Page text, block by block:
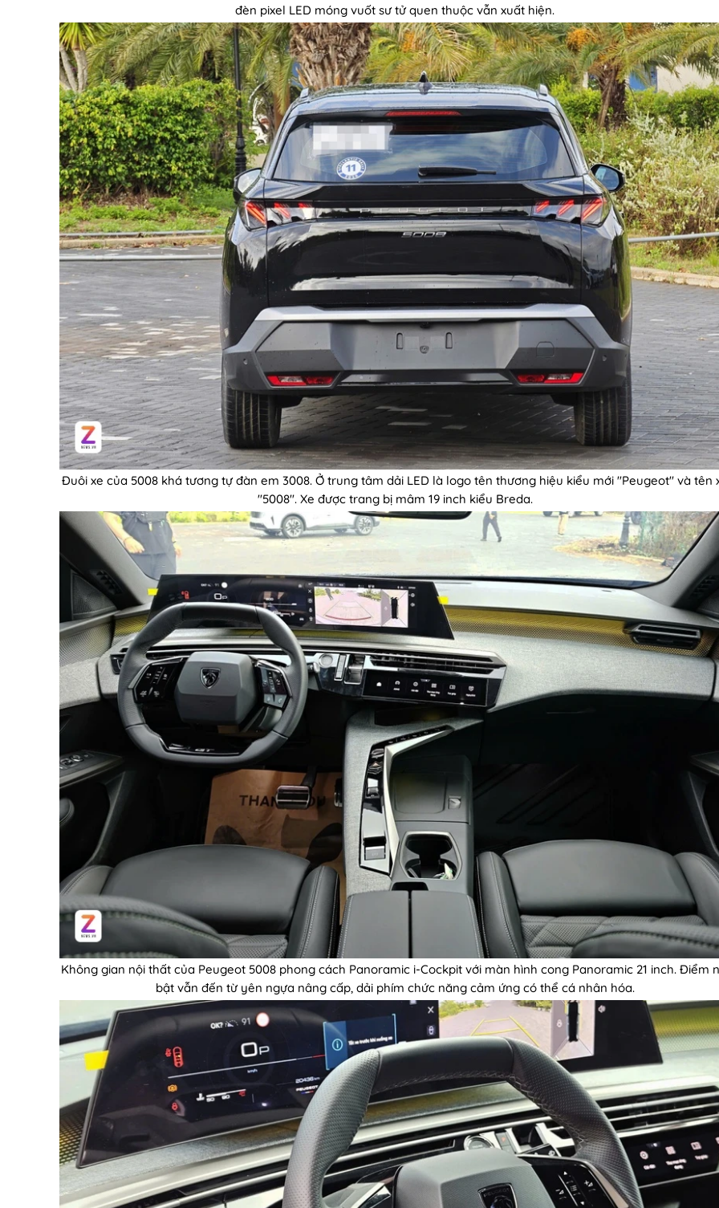
đèn pixel LED móng vuốt sư tử quen thuộc vẫn xuất hiện.
Đuôi xe của 5008 khá tương tự đàn em 3008. Ở trung tâm dải LED là logo tên thương hiệu kiểu mới "Peugeot" và tên
"5008". Xe được trang bị mâm 19 inch kiểu Breda.
Không gian nội thất của Peugeot 5008 phong cách Panoramic i-Cockpit với màn hình cong Panoramic 21 inch. Điểm
bật vẫn đến từ yên ngựa nâng cấp, dải phím chức năng cảm ứng có thể cá nhân hóa.